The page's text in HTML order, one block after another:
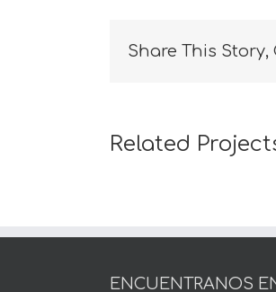
Share This Story,
Related
ENCUENTRANOS